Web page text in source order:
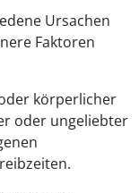
Ursachen
Faktoren
körperlicher
oder ungeliebter